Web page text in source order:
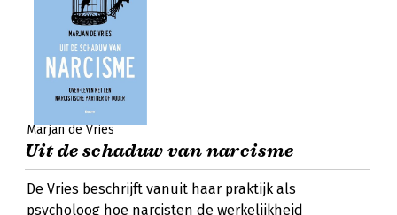
Marjan de Vries
Uit de schaduw van narcisme
De Vries beschrijft vanuit haar praktijk als
psycholoog hoe narcisten de werkelijkheid